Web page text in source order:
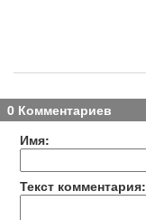
0 Комментариев
Имя:
Текст комментария: